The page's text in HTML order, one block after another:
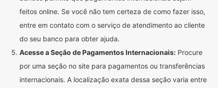
feitos online. Se você não tem certeza de como fazer isso,
entre em contato com o serviço de atendimento ao cliente
do seu banco para obter ajuda.
Acesse a Seção de Pagamentos Internacionais: Procure
por uma seção no site para pagamentos ou transferências
internacionais. A localização exata dessa seção varia entre